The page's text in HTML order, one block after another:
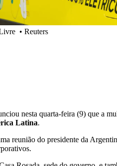
• Reuters
nesta quarta-feira (9) que a
Latina.
reunião do presidente da